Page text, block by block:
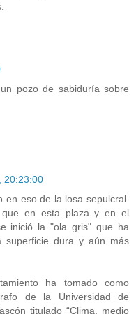
pozo de sabiduría sobre
20:23:00
en eso de la losa sepulcral.
que en esta plaza y en el
inició la "ola gris" que ha
superficie dura y aún más
ha tomado como
de la Universidad de
titulado “Clima, medio